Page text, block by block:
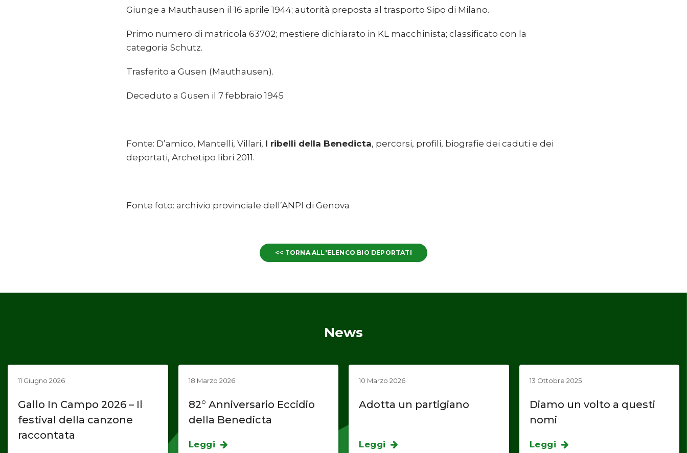
Giunge a Mauthausen il 16 aprile 1944; autorità preposta al trasporto Sipo di Milano.
Primo numero di matricola 63702; mestiere dichiarato in KL macchinista; classificato con la
categoria Schutz.
Trasferito a Gusen (Mauthausen).
Deceduto a Gusen il 7 febbraio 1945
Fonte: D’amico, Mantelli, Villari, I ribelli della Benedicta, percorsi, profili, biografie dei caduti e dei
deportati, Archetipo libri 2011.
Fonte foto: archivio provinciale dell’ANPI di Genova
<< TORNA ALL'ELENCO BIO DEPORTATI
News
11 Giugno 2026
Gallo In Campo 2026 – Il
festival della canzone
raccontata
18 Marzo 2026
82° Anniversario Eccidio
della Benedicta
Leggi
10 Marzo 2026
Adotta un partigiano
Leggi
13 Ottobre 2025
Diamo un volto a questi
nomi
Leggi